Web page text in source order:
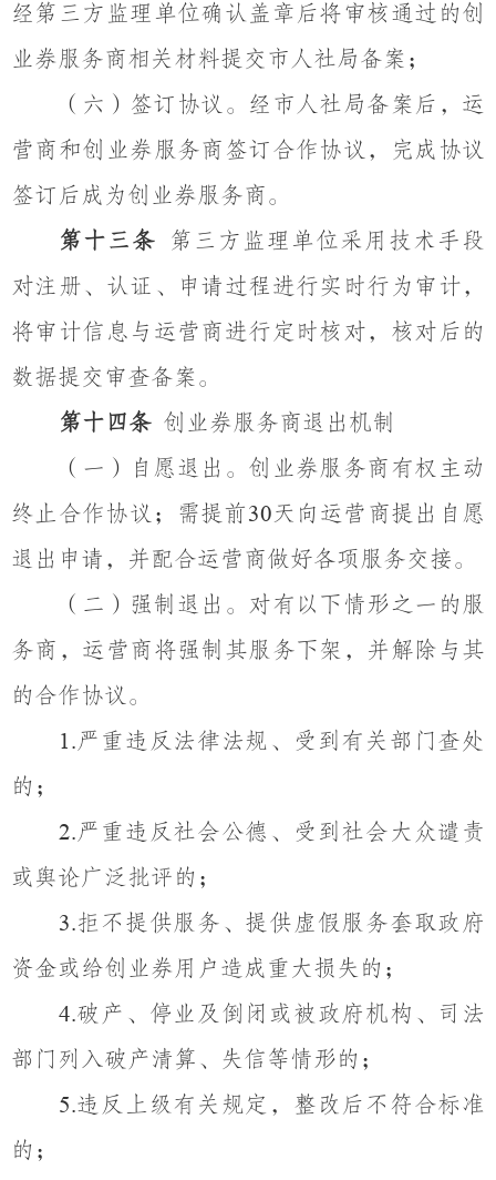
经第三方监理单位确认盖章后将审核通过的创
业券服务商相关材料提交市人社局备案；
（六）签订协议。经市人社局备案后，运
营商和创业券服务商签订合作协议，完成协议
签订后成为创业券服务商。
第十三条
第三方监理单位采用技术手段
对注册、认证、申请过程进行实时行为审计，
将审计信息与运营商进行定时核对，核对后的
数据提交审查备案。
第十四条 创业券服务商退出机制
（一）自愿退出。创业券服务商有权主动
终止合作协议；需提前30天向运营商提出自愿
退出申请，并配合运营商做好各项服务交接。
（二）强制退出。对有以下情形之一的服
务商，运营商将强制其服务下架，并解除与其
的合作协议。
1.严重违反法律法规、受到有关部门查处
的；
2.严重违反社会公德、受到社会大众谴责
或舆论广泛批评的；
3.拒不提供服务、提供虚假服务套取政府
资金或给创业券用户造成重大损失的；
4.破产、停业及倒闭或被政府机构、司法
部门列入破产清算、失信等情形的；
5.违反上级有关规定，整改后不符合标准
的；